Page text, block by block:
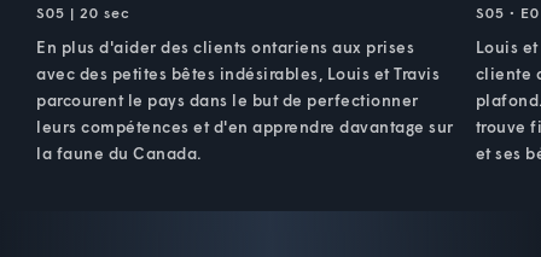
S05 | 20 sec
En plus d'aider des clients ontariens aux prises
avec des petites bêtes indésirables, Louis et Travis
parcourent le pays dans le but de perfectionner
leurs compétences et d'en apprendre davantage sur
la faune du Canada.
S05 •
Louis
cliente
trouve
et ses